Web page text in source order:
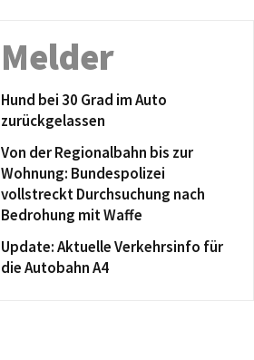
Melder
Hund bei 30 Grad im Auto
zurückgelassen
Von der Regionalbahn bis zur
Wohnung: Bundespolizei
vollstreckt Durchsuchung nach
Bedrohung mit Waffe
Update: Aktuelle Verkehrsinfo für
die Autobahn A4